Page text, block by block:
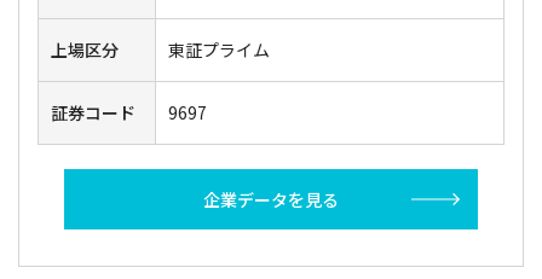
上場区分 東証プライム
証券コード 9697
企業データを見る